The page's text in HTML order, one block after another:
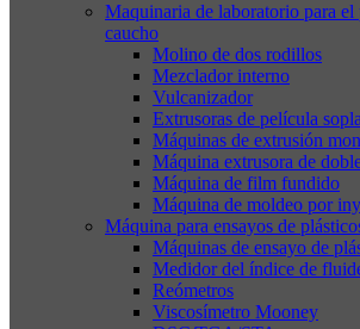
Maquinaria de laboratorio para el
caucho
Molino de dos rodillos
Mezclador interno
Vulcanizador
Extrusoras de película
Máquinas de extrusión
Máquina extrusora de
Máquina de film fundido
Máquina de moldeo por
Máquina para ensayos de
Máquinas de ensayo de
Medidor del índice de
Reómetros
Viscosímetro Mooney